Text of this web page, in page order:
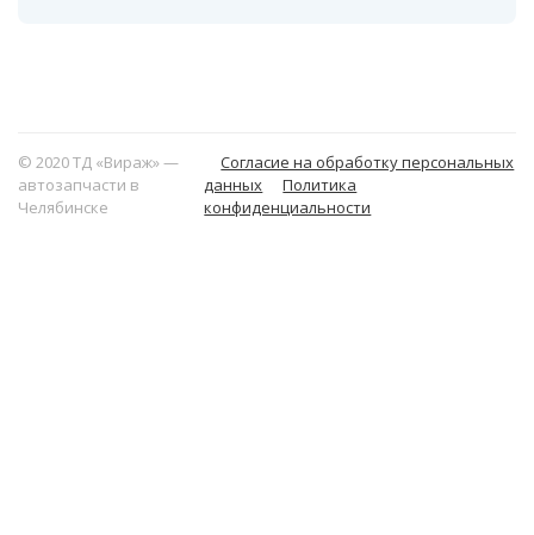
© 2020 ТД «Вираж» —
автозапчасти в
Челябинске
Согласие на обработку персональных
данных
Политика
конфиденциальности